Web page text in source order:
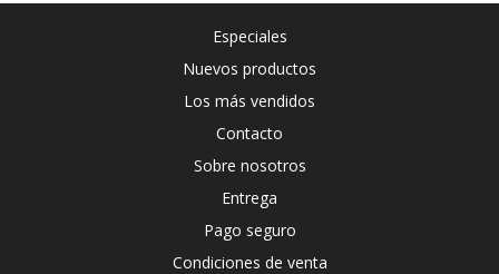
Especiales
Nuevos productos
Los más vendidos
Contacto
Sobre nosotros
Entrega
Pago seguro
Condiciones de venta